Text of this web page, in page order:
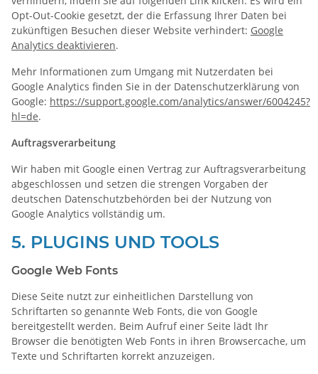
Opt-Out-Cookie gesetzt, der die Erfassung Ihrer Daten bei
zukünftigen Besuchen dieser Website verhindert: Google
Analytics deaktivieren.
Mehr Informationen zum Umgang mit Nutzerdaten bei
Google Analytics finden Sie in der Datenschutzerklärung von
Google: https://support.google.com/analytics/answer/6004245?
hl=de.
Auftragsverarbeitung
Wir haben mit Google einen Vertrag zur Auftragsverarbeitung
abgeschlossen und setzen die strengen Vorgaben der
deutschen Datenschutzbehörden bei der Nutzung von
Google Analytics vollständig um.
5. PLUGINS UND TOOLS
Google Web Fonts
Diese Seite nutzt zur einheitlichen Darstellung von
Schriftarten so genannte Web Fonts, die von Google
bereitgestellt werden. Beim Aufruf einer Seite lädt Ihr
Browser die benötigten Web Fonts in ihren Browsercache, um
Texte und Schriftarten korrekt anzuzeigen.